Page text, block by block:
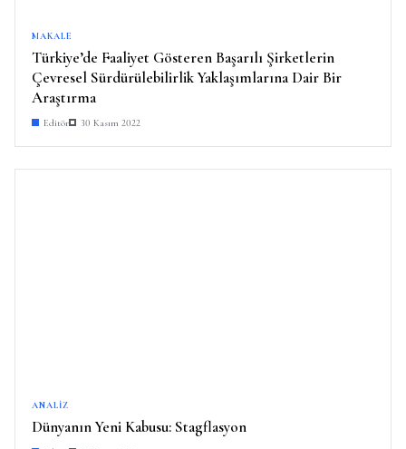
MAKALE
Türkiye’de Faaliyet Gösteren Başarılı Şirketlerin
Çevresel Sürdürülebilirlik Yaklaşımlarına Dair Bir
Araştırma
Editör 30 Kasım 2022
ANALIZ
Dünyanın Yeni Kabusu: Stagflasyon